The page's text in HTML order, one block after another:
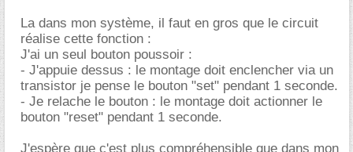
La dans mon système, il faut en gros que le circuit
réalise cette fonction :
J'ai un seul bouton poussoir :
- J'appuie dessus : le montage doit enclencher via un
transistor je pense le bouton "set" pendant 1 seconde.
- Je relache le bouton : le montage doit actionner le
bouton "reset" pendant 1 seconde.
J'espère que c'est plus compréhensible que dans mon